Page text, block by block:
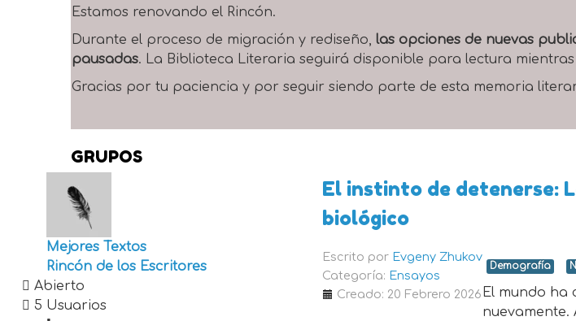
Estamos renovando el Rincón.
Durante el proceso de migración y rediseño, las opciones de nuevas
pausadas. La Biblioteca Literaria seguirá disponible para lectura
Gracias por tu paciencia y por seguir siendo parte de esta memoria
El instinto de detenerse:
biológico
Escrito por Evgeny Zhukov
Categoría: Ensayos
Creado: 20 Febrero 2026
Demografía
El mundo ha
nuevamente.
GRUPOS
Mejores Textos
Rincón de los Escritores
Abierto
5 Usuarios